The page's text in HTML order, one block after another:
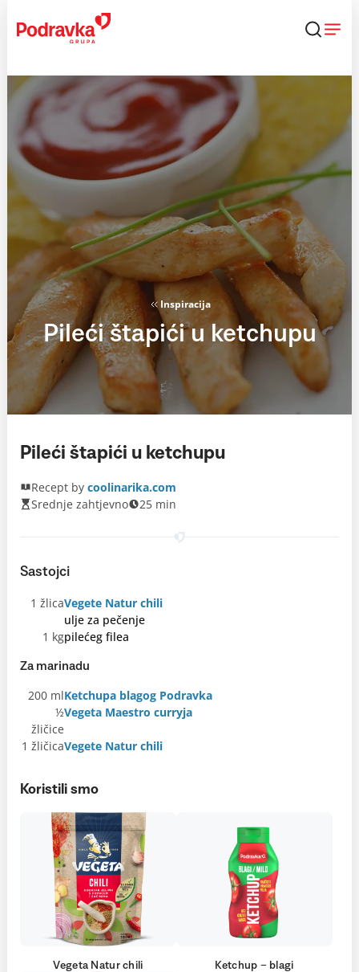
content
Inspiracija
Pileći štapići u ketchupu
Pileći štapići u ketchupu
Recept by coolinarika.com
Srednje zahtjevno
25 min
Sastojci
1 žlicaVegete Natur chili
ulje za pečenje
1 kgpilećeg filea
Za marinadu
200 mlKetchupa blagog Podravka
½
žličice
Vegeta Maestro curryja
1 žličicaVegete Natur chili
Koristili smo
Vegeta Natur chili Ketchup – blagi